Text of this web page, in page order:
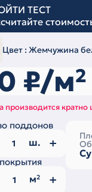
ТЕСТ
Цвет : Жемчужина
₽/м2
производится
поддонов
ш.
м2